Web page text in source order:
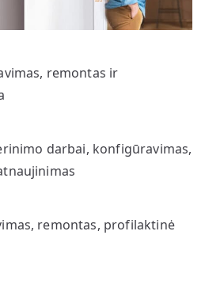
remontas ir
darbai, konfigūravimas,
remontas, profilaktinė